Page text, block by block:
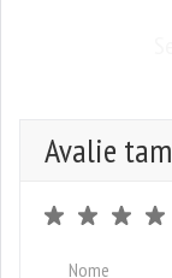
Avalie